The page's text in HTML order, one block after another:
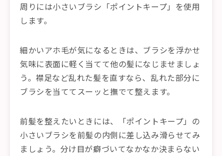
周りには小さいブラシ「ポイントキープ」を使用
します。
細かいアホ毛が気になるときは、ブラシを浮かせ
気味に表面に軽く当てて他の髪になじませましょ
う。襟足など乱れた髪を直すなら、乱れた部分に
ブラシを当ててスーッと撫でて整えます。
前髪を整えたいときには、「ポイントキープ」の
小さいブラシを前髪の内側に差し込み滑らせてみ
ましょう。分け目が癖づいてなかなか決まらない